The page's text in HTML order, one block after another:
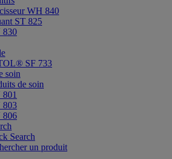
WH 840
ST 825
830
SF 733
soin
de soin
803
806
Search
un produit